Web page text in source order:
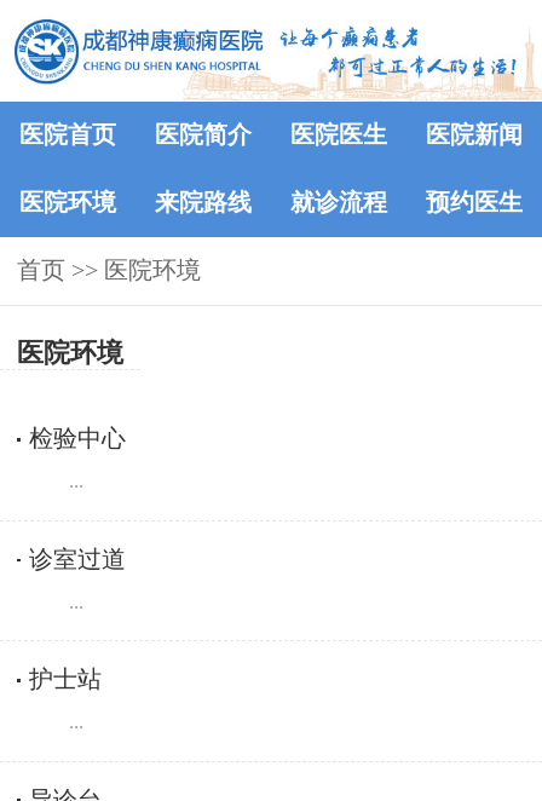
医院首页 医院简介 医院医生 医院新闻
医院环境 来院路线 就诊流程 预约医生
首页 >> 医院环境
医院环境
检验中心
...
诊室过道
...
护士站
...